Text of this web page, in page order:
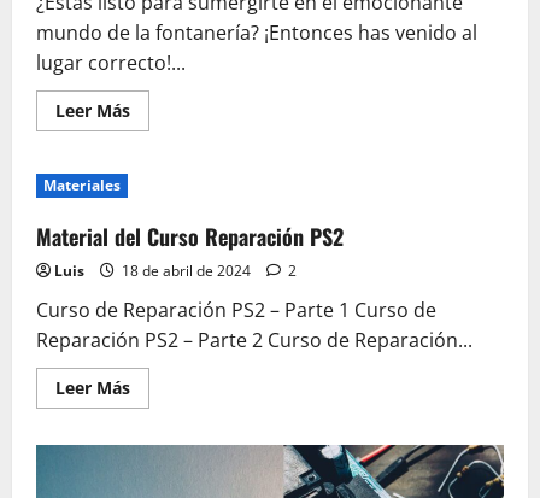
mundo de la fontanería? ¡Entonces has venido al
lugar correcto!...
Leer MásLeer
más
Materiales
Material del Curso Reparación PS2
Luis 18 de abril de 2024 2
Curso de Reparación PS2 – Parte 1 Curso de
Reparación PS2 – Parte 2 Curso de Reparación...
Leer MásLeer
más